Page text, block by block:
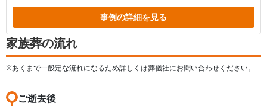
事例の詳細を見る
家族葬の流れ
※あくまで一般定な流れになるため詳しくは葬儀社にお問い合わせください。
ご逝去後